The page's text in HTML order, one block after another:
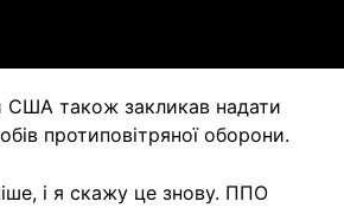
США також закликав надати
протиповітряної оборони.
і я скажу це знову. ППО